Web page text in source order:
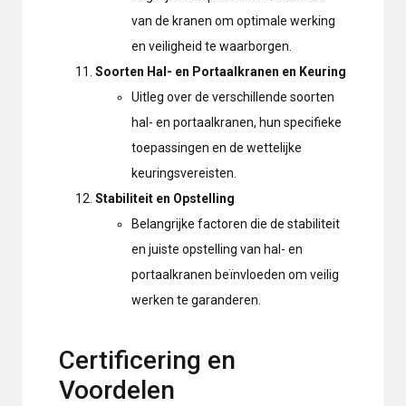
van de kranen om optimale werking
en veiligheid te waarborgen.
Soorten Hal- en Portaalkranen en Keuring
Uitleg over de verschillende soorten
hal- en portaalkranen, hun specifieke
toepassingen en de wettelijke
keuringsvereisten.
Stabiliteit en Opstelling
Belangrijke factoren die de stabiliteit
en juiste opstelling van hal- en
portaalkranen beïnvloeden om veilig
werken te garanderen.
Certificering en
Voordelen